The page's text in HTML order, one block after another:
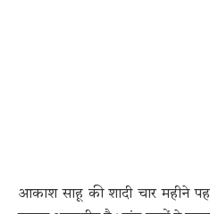
आकाश साहू की शादी चार महीने